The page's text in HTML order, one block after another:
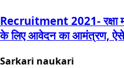
Recruitment 2021- रक्षा
के लिए आवेदन का आमंत्रण,
Sarkari naukari